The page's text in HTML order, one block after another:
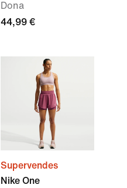
Dona
44,99 €
Supervendes
Nike One